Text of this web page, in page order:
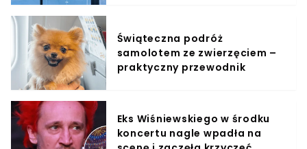
Świąteczna podróż
samolotem ze zwierzęciem –
praktyczny przewodnik
Eks Wiśniewskiego w środku
koncertu nagle wpadła na